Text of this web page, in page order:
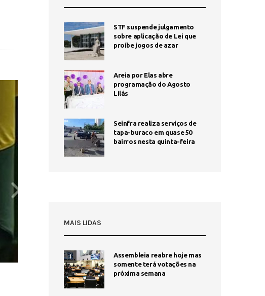
STF suspende julgamento
sobre aplicação de Lei que
proíbe jogos de azar
Areia por Elas abre
programação do Agosto
Lilás
Seinfra realiza serviços de
tapa-buraco em quase 50
bairros nesta quinta-feira
MAIS LIDAS
1
Assembleia reabre hoje mas
somente terá votações na
próxima semana